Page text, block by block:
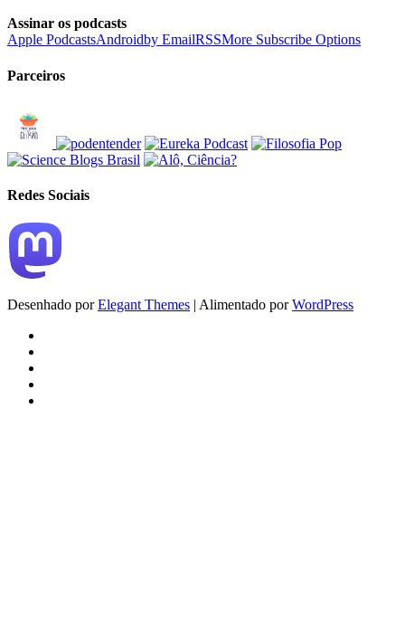
Assinar os podcasts
Apple PodcastsAndroidby EmailRSSMore Subscribe Options
Parceiros
Redes Sociais
Desenhado porElegant Themes | Alimentado porWordPress